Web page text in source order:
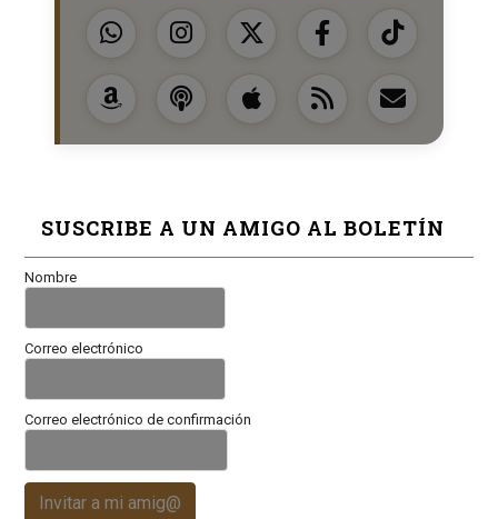
SUSCRIBE A UN AMIGO AL BOLETÍN
Nombre
Correo electrónico
Correo electrónico de confirmación
Invitar a mi amig@